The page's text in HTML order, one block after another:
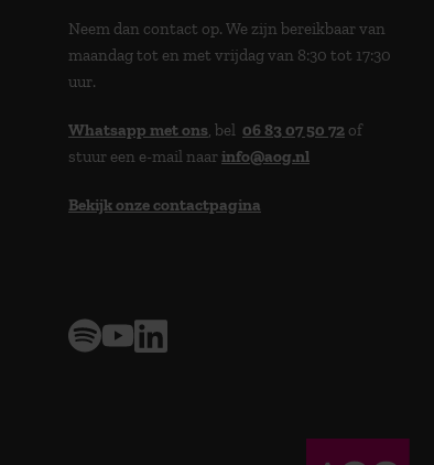
Neem dan contact op. We zijn bereikbaar van
maandag tot en met vrijdag van 8:30 tot 17:30
uur.
Whatsapp met ons, bel 06 83 07 50 72 of
stuur een e-mail naarinfo@aog.nl
Bekijk onze contactpagina